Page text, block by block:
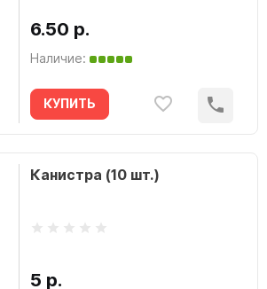
6.50 р.
Наличие:
КУПИТЬ
Канистра (10 шт.)
5 р.